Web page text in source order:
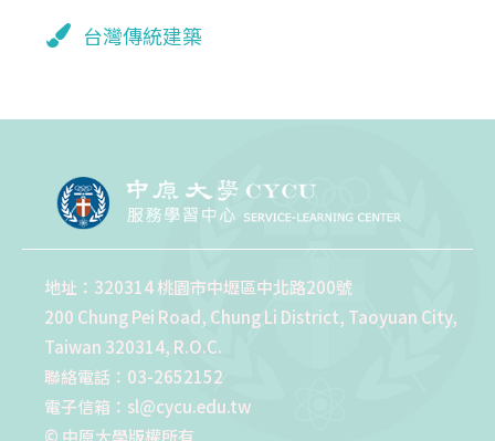
台灣傳統建築
地址：320314 桃園市中壢區中北路200號
200 Chung Pei Road, Chung Li District, Taoyuan City,
Taiwan 320314, R.O.C.
聯絡電話：03-2652152
電子信箱：sl@cycu.edu.tw
© 中原大學版權所有